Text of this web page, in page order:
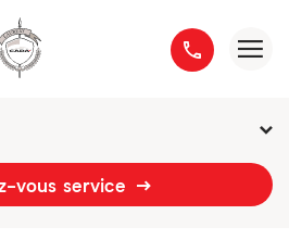
Versant-Nord
vous service